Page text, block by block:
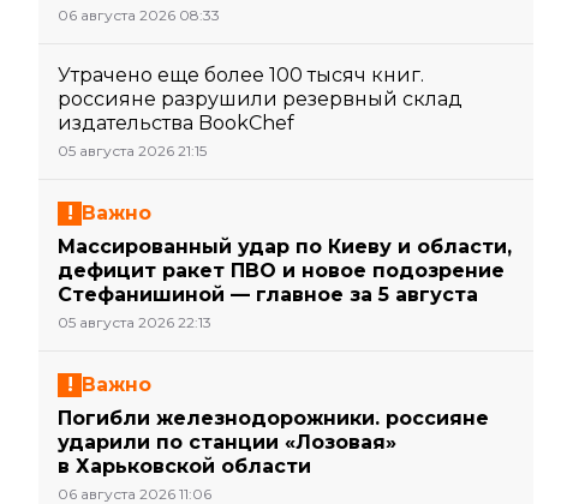
06 августа 2026 08:33
Утрачено еще более 100 тысяч книг.
россияне разрушили резервный склад
издательства BookChef
05 августа 2026 21:15
Важно
Массированный удар по Киеву и области,
дефицит ракет ПВО и новое подозрение
Стефанишиной — главное за 5 августа
05 августа 2026 22:13
Важно
Погибли железнодорожники. россияне
ударили по станции «Лозовая»
в Харьковской области
06 августа 2026 11:06